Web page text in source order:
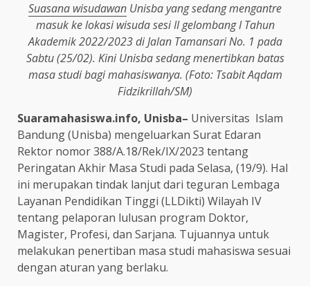
Suasana wisudawan Unisba yang sedang mengantre
masuk ke lokasi wisuda sesi II gelombang I Tahun
Akademik 2022/2023 di Jalan Tamansari No. 1 pada
Sabtu (25/02). Kini Unisba sedang menertibkan batas
masa studi bagi mahasiswanya. (Foto: Tsabit Aqdam
Fidzikrillah/SM)
Suaramahasiswa.info, Unisba– Universitas Islam
Bandung (Unisba) mengeluarkan Surat Edaran
Rektor nomor 388/A.18/Rek/IX/2023 tentang
Peringatan Akhir Masa Studi pada Selasa, (19/9). Hal
ini merupakan tindak lanjut dari teguran Lembaga
Layanan Pendidikan Tinggi (LLDikti) Wilayah IV
tentang pelaporan lulusan program Doktor,
Magister, Profesi, dan Sarjana. Tujuannya untuk
melakukan penertiban masa studi mahasiswa sesuai
dengan aturan yang berlaku.